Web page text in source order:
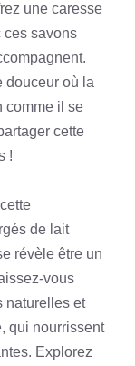
une caresse
ces savons
douceur où la
comme il se
cette
!
de lait
révèle être un
vous
naturelles et
qui nourrissent
Explorez